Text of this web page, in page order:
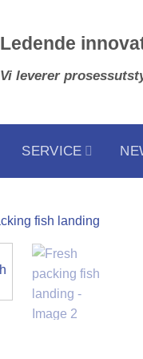
Ledende
Vi leverer
SERVICE